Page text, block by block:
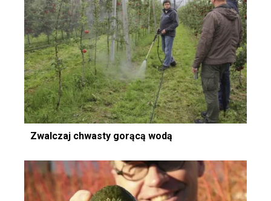
Zwalczaj chwasty gorącą wodą